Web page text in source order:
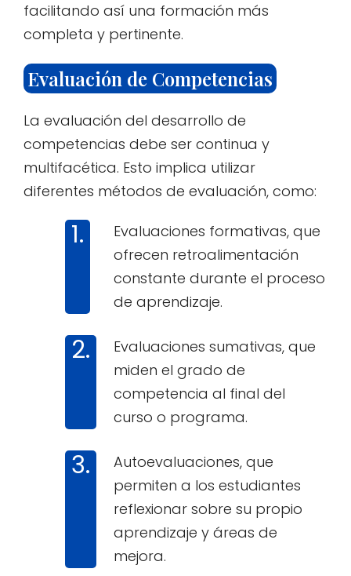
facilitando así una formación más
completa y pertinente.
Evaluación de Competencias
La evaluación del desarrollo de
competencias debe ser continua y
multifacética. Esto implica utilizar
diferentes métodos de evaluación, como:
Evaluaciones formativas, que
ofrecen retroalimentación
constante durante el proceso
de aprendizaje.
Evaluaciones sumativas, que
miden el grado de
competencia al final del
curso o programa.
Autoevaluaciones, que
permiten a los estudiantes
reflexionar sobre su propio
aprendizaje y áreas de
mejora.